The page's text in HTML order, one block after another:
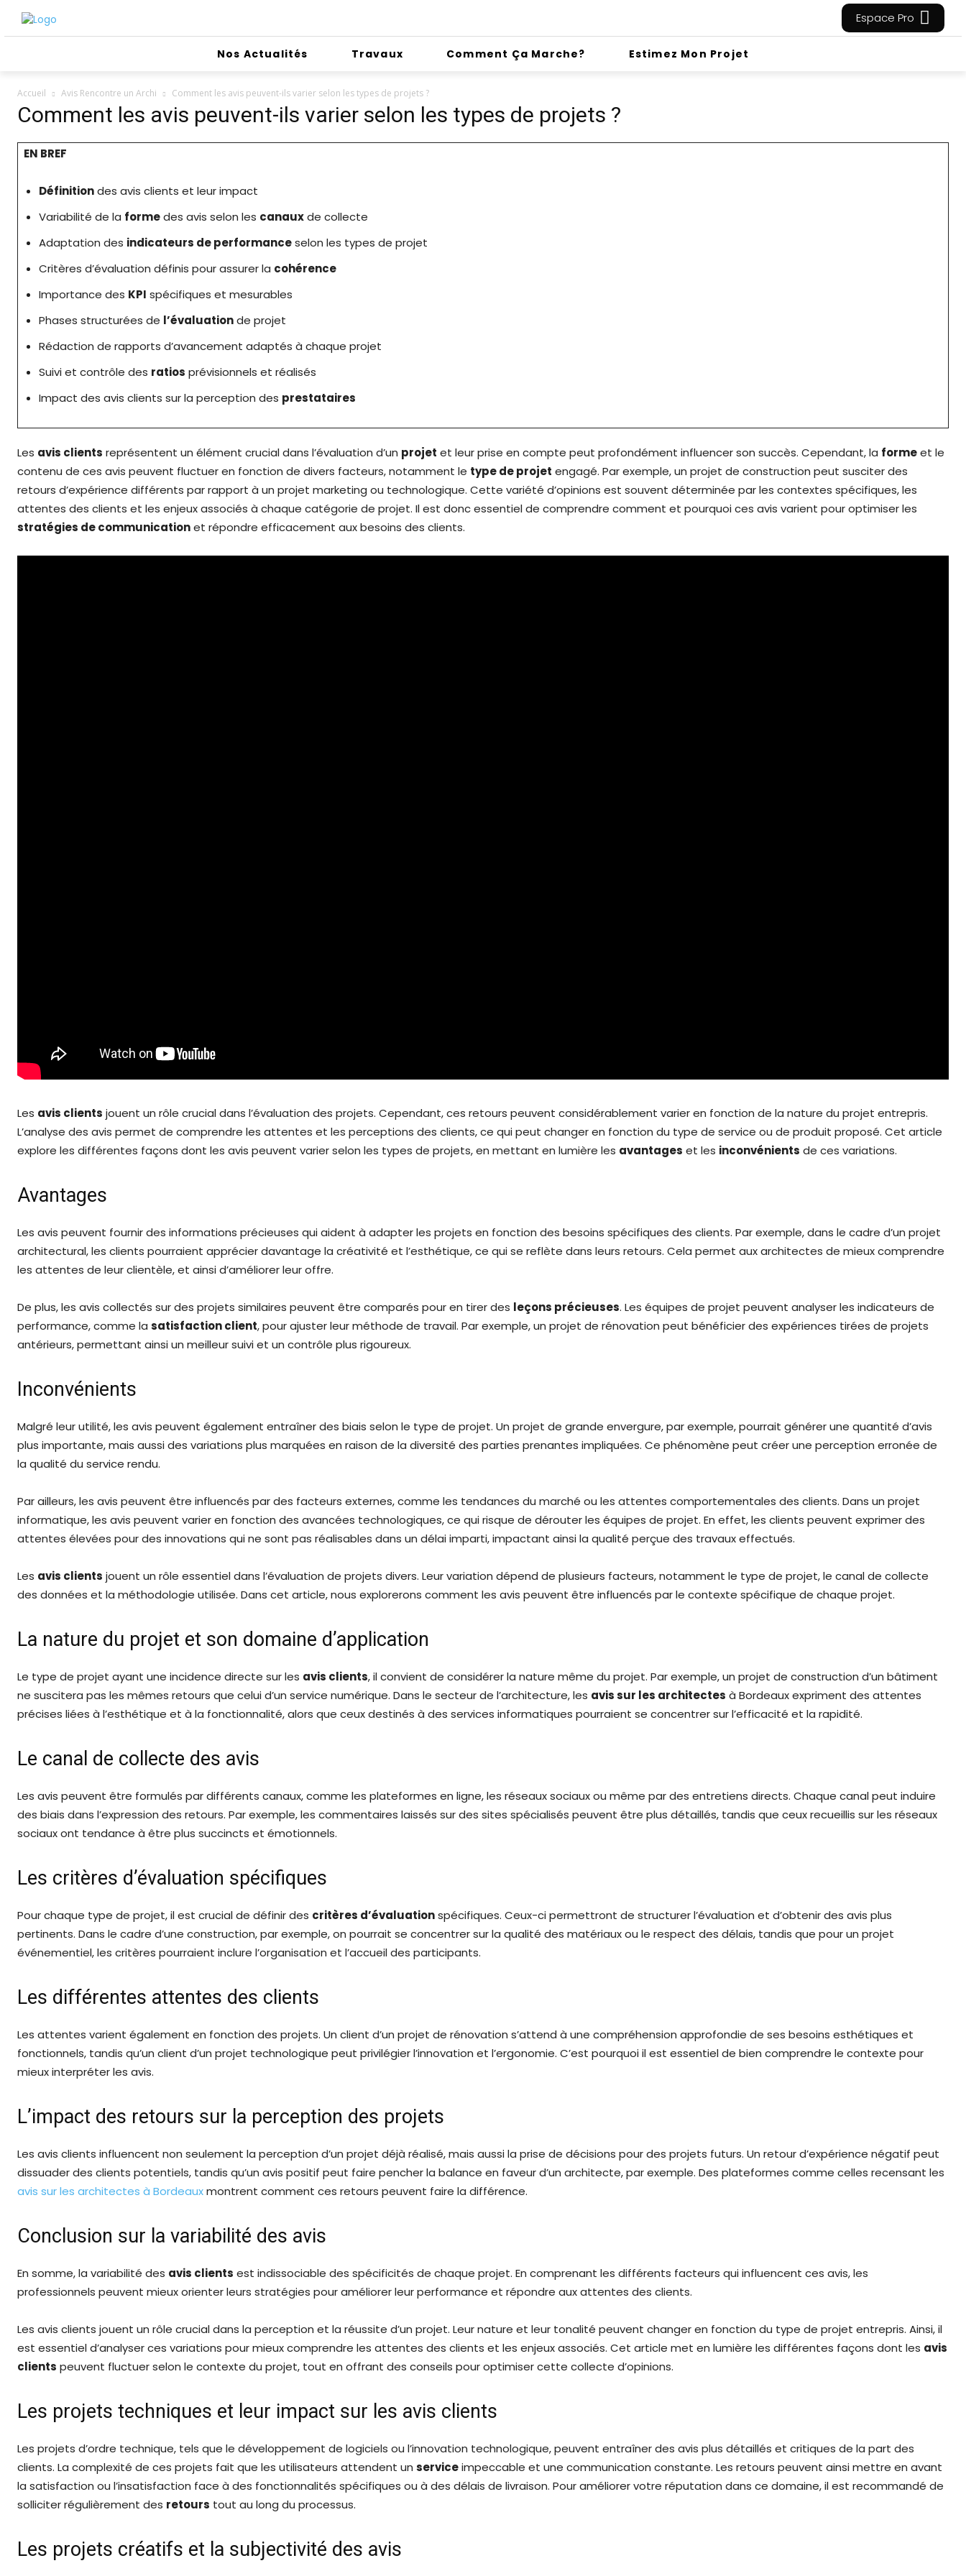
Espace Pro
Nos Actualités Travaux Comment Ça Marche? Estimez Mon Projet
Accueil Avis Rencontre un Archi Comment les avis peuvent-ils varier selon les types de projets ?
Comment les avis peuvent-ils varier selon les types de projets ?
EN BREF
Définitiondes avis clients et leur impact
Variabilité de la formedes avis selon les canauxde collecte
Adaptation des indicateurs de performanceselon les types de projet
Critères d’évaluation définis pour assurer la cohérence
Importance des KPI spécifiques et mesurables
Phases structurées de l’évaluationde projet
Rédaction de rapports d’avancement adaptés à chaque projet
Suivi et contrôle des ratios prévisionnels et réalisés
Impact des avis clients sur la perception des prestataires
Les avis clients représentent un élément crucial dans l’évaluation d’un projet et leur prise en compte peut profondément influencer son succès. Cependant, la formeet le
contenu de ces avis peuvent fluctuer en fonction de divers facteurs, notamment le type de projet engagé. Par exemple, un projet de construction peut susciter des
retours d’expérience différents par rapport à un projet marketing ou technologique. Cette variété d’opinions est souvent déterminée par les contextes spécifiques, les
attentes des clients et les enjeux associés à chaque catégorie de projet. Il est donc essentiel de comprendre comment et pourquoi ces avis varient pour optimiser les
stratégies de communicationet répondre efficacement aux besoins des clients.
Les avis clients jouent un rôle crucial dans l’évaluation des projets. Cependant, ces retours peuvent considérablement varier en fonction de la nature du projet entrepris.
L’analyse des avis permet de comprendre les attentes et les perceptions des clients, ce qui peut changer en fonction du type de service ou de produit proposé. Cet article
explore les différentes façons dont les avis peuvent varier selon les types de projets, en mettant en lumière les avantages et les inconvénients de ces variations.
Avantages
Les avis peuvent fournir des informations précieuses qui aident à adapter les projets en fonction des besoins spécifiques des clients. Par exemple, dans le cadre d’un projet
architectural, les clients pourraient apprécier davantage la créativité et l’esthétique, ce qui se reflète dans leurs retours. Cela permet aux architectes de mieux comprendre
les attentes de leur clientèle, et ainsi d’améliorer leur offre.
De plus, les avis collectés sur des projets similaires peuvent être comparés pour en tirer des leçons précieuses. Les équipes de projet peuvent analyser les indicateurs de
performance, comme la satisfaction client, pour ajuster leur méthode de travail. Par exemple, un projet de rénovation peut bénéficier des expériences tirées de projets
antérieurs, permettant ainsi un meilleur suivi et un contrôle plus rigoureux.
Inconvénients
Malgré leur utilité, les avis peuvent également entraîner des biais selon le type de projet. Un projet de grande envergure, par exemple, pourrait générer une quantité d’avis
plus importante, mais aussi des variations plus marquées en raison de la diversité des parties prenantes impliquées. Ce phénomène peut créer une perception erronée de
la qualité du service rendu.
Par ailleurs, les avis peuvent être influencés par des facteurs externes, comme les tendances du marché ou les attentes comportementales des clients. Dans un projet
informatique, les avis peuvent varier en fonction des avancées technologiques, ce qui risque de dérouter les équipes de projet. En effet, les clients peuvent exprimer des
attentes élevées pour des innovations qui ne sont pas réalisables dans un délai imparti, impactant ainsi la qualité perçue des travaux effectués.
Les avis clients jouent un rôle essentiel dans l’évaluation de projets divers. Leur variation dépend de plusieurs facteurs, notamment le type de projet, le canal de collecte
des données et la méthodologie utilisée. Dans cet article, nous explorerons comment les avis peuvent être influencés par le contexte spécifique de chaque projet.
La nature du projet et son domaine d’application
Le type de projet ayant une incidence directe sur les avis clients, il convient de considérer la nature même du projet. Par exemple, un projet de construction d’un bâtiment
ne suscitera pas les mêmes retours que celui d’un service numérique. Dans le secteur de l’architecture, les avis sur les architectes à Bordeaux expriment des attentes
précises liées à l’esthétique et à la fonctionnalité, alors que ceux destinés à des services informatiques pourraient se concentrer sur l’efficacité et la rapidité.
Le canal de collecte des avis
Les avis peuvent être formulés par différents canaux, comme les plateformes en ligne, les réseaux sociaux ou même par des entretiens directs. Chaque canal peut induire
des biais dans l’expression des retours. Par exemple, les commentaires laissés sur des sites spécialisés peuvent être plus détaillés, tandis que ceux recueillis sur les réseaux
sociaux ont tendance à être plus succincts et émotionnels.
Les critères d’évaluation spécifiques
Pour chaque type de projet, il est crucial de définir des critères d’évaluationspécifiques. Ceux-ci permettront de structurer l’évaluation et d’obtenir des avis plus
pertinents. Dans le cadre d’une construction, par exemple, on pourrait se concentrer sur la qualité des matériaux ou le respect des délais, tandis que pour un projet
événementiel, les critères pourraient inclure l’organisation et l’accueil des participants.
Les différentes attentes des clients
Les attentes varient également en fonction des projets. Un client d’un projet de rénovation s’attend à une compréhension approfondie de ses besoins esthétiques et
fonctionnels, tandis qu’un client d’un projet technologique peut privilégier l’innovation et l’ergonomie. C’est pourquoi il est essentiel de bien comprendre le contexte pour
mieux interpréter les avis.
L’impact des retours sur la perception des projets
Les avis clients influencent non seulement la perception d’un projet déjà réalisé, mais aussi la prise de décisions pour des projets futurs. Un retour d’expérience négatif peut
dissuader des clients potentiels, tandis qu’un avis positif peut faire pencher la balance en faveur d’un architecte, par exemple. Des plateformes comme celles recensant les
avis sur les architectes à Bordeauxmontrent comment ces retours peuvent faire la différence.
Conclusion sur la variabilité des avis
En somme, la variabilité des avis clients est indissociable des spécificités de chaque projet. En comprenant les différents facteurs qui influencent ces avis, les
professionnels peuvent mieux orienter leurs stratégies pour améliorer leur performance et répondre aux attentes des clients.
Les avis clients jouent un rôle crucial dans la perception et la réussite d’un projet. Leur nature et leur tonalité peuvent changer en fonction du type de projet entrepris. Ainsi, il
est essentiel d’analyser ces variations pour mieux comprendre les attentes des clients et les enjeux associés. Cet article met en lumière les différentes façons dont les avis
clients peuvent fluctuer selon le contexte du projet, tout en offrant des conseils pour optimiser cette collecte d’opinions.
Les projets techniques et leur impact sur les avis clients
Les projets d’ordre technique, tels que le développement de logiciels ou l’innovation technologique, peuvent entraîner des avis plus détaillés et critiques de la part des
clients. La complexité de ces projets fait que les utilisateurs attendent un serviceimpeccable et une communication constante. Les retours peuvent ainsi mettre en avant
la satisfaction ou l’insatisfaction face à des fonctionnalités spécifiques ou à des délais de livraison. Pour améliorer votre réputation dans ce domaine, il est recommandé de
solliciter régulièrement des retours tout au long du processus.
Les projets créatifs et la subjectivité des avis